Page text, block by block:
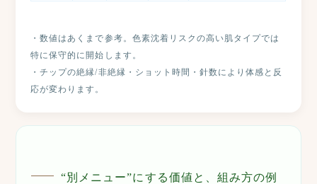
・数値はあくまで参考。色素沈着リスクの高い肌タイプでは
特に保守的に開始します。
・チップの絶縁/非絶縁・ショット時間・針数により体感と反
応が変わります。
“別メニュー”にする価値と、組み方の例